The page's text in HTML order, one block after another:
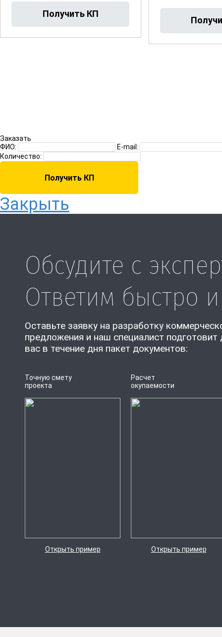
Заказать
ФИО:
E-mail:
Количество:
Закрыть
Обсудите с
Ответим быстро
Оставьте заявку на разработку
предложения и наш специалист подготовит
вас в течение дня пакет документов:
Точную смету
проекта
Открыть пример
Расчет
окупаемости
Открыть пример